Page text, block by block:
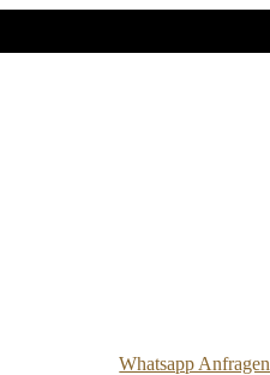
Whatsapp Anfragen